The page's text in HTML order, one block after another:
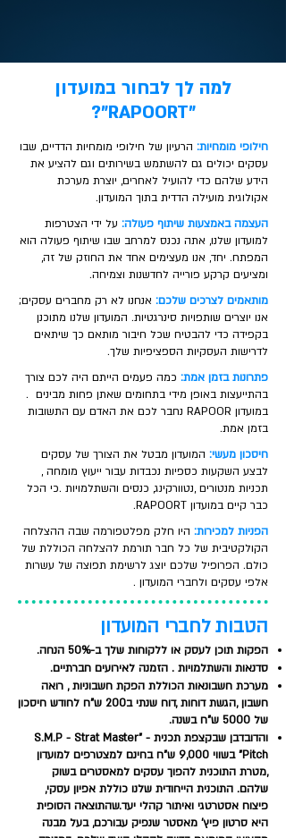
למה לך לבחור במועדון
"RAPOORT"?
חילופי מומחיות: הרעיון של חילופי מומחיות הדדיים, שבו
עסקים יכולים גם להשתמש בשירותים וגם להציע את
הידע שלהם כדי להועיל לאחרים, יוצרת מערכת
אקולוגית מועילה הדדית בתוך המועדון.
העצמה באמצעות שיתוף פעולה: על ידי הצטרפות
למועדון שלנו, אתה נכנס למרחב שבו שיתוף פעולה הוא
המפתח. יחד, אנו מעצימים אחד את החוזק של זה,
ומציעים קרקע פורייה לחדשנות וצמיחה.
מותאמים לצרכים שלכם: אנחנו לא רק מחברים עסקים;
אנו יוצרים שותפויות סינרגטיות. המועדון שלנו מתוכנן
בקפידה כדי להבטיח שכל חיבור מותאם כך שיתאים
לדרישות העסקיות הספציפיות שלך.
פתרונות בזמן אמת: כמה פעמים הייתם היה לכם צורך
בהתייעצות באופן מידי בתחומים שאתן פחות מבינים .
במועדון RAPOOR נחבר לכם את האדם עם התשובות
בזמן אמת.
חיסכון מעשי: המועדון מבטל את הצורך של עסקים
לבצע השקעות כספיות נכבדות עבור ייעוץ מומחה ,
תכניות מנטורים ,נטוורקינג, כנסים והשתלמויות .כי הכל
כבר קיים במועדון RAPOORT.
הפניות למכירות: היו חלק מפלטפורמה שבה ההצלחה
הקולקטיבית של כל חבר תורמת להצלחה הכוללת של
כולם. הפרופיל שלכם יוצג לרשימת תפוצה של עשרות
אלפי עסקים ולחברי המועדון .
הטבות לחברי המועדון ​
הפקות תוכן לעסק או ללקוחות שלך ב-50% הנחה.
סדנאות והשתלמויות . הזמנה לאירועים חברתיים.
מערכת חשבונאות הכוללת הפקת חשבוניות , רואה
חשבון ,הגשת דוחות ,דוח שנתי ב200 ש"ח לחודש חיסכון
של 5000 ש"ח בשנה.
והדובדבן שבקצפת תכנית - "S.M.P - Strat Master
Pitch" בשווי 9,000 ש"ח בחינם למצטרפים למועדון
,מטרת התוכנית להפוך עסקים למאסטרים בשוק
שלהם. התוכנית הייחודית שלנו כוללת אפיון עסקי,
פיצוח אסטרטגי ואיתור קהלי יעד.שהתוצאה הסופית
היא סרטון פיץ' מאסטר שנפיק עבורכם, בעל מבנה